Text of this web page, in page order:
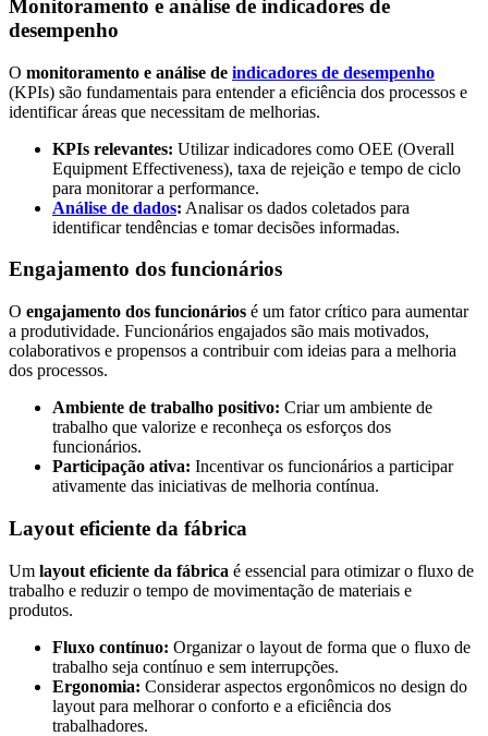
Monitoramento e análise de indicadores de
desempenho
O monitoramento e análise de indicadores de desempenho
(KPIs) são fundamentais para entender a eficiência dos processos e
identificar áreas que necessitam de melhorias.
KPIs relevantes: Utilizar indicadores como OEE (Overall
Equipment Effectiveness), taxa de rejeição e tempo de ciclo
para monitorar a performance.
Análise de dados: Analisar os dados coletados para
identificar tendências e tomar decisões informadas.
Engajamento dos funcionários
O engajamento dos funcionários é um fator crítico para aumentar
a produtividade. Funcionários engajados são mais motivados,
colaborativos e propensos a contribuir com ideias para a melhoria
dos processos.
Ambiente de trabalho positivo: Criar um ambiente de
trabalho que valorize e reconheça os esforços dos
funcionários.
Participação ativa: Incentivar os funcionários a participar
ativamente das iniciativas de melhoria contínua.
Layout eficiente da fábrica
Um layout eficiente da fábrica é essencial para otimizar o fluxo de
trabalho e reduzir o tempo de movimentação de materiais e
produtos.
Fluxo contínuo: Organizar o layout de forma que o fluxo de
trabalho seja contínuo e sem interrupções.
Ergonomia: Considerar aspectos ergonômicos no design do
layout para melhorar o conforto e a eficiência dos
trabalhadores.